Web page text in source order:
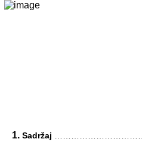
1.Sadržaj